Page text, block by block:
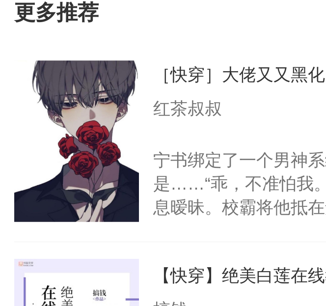
更多推荐
［快穿］大佬又又黑
红茶叔叔
宁书绑定了一个男神
是……“乖，不准怕我
息暧昧。校霸将他抵
魔，也能为你立地成
来打我。
【快穿】绝美白莲在